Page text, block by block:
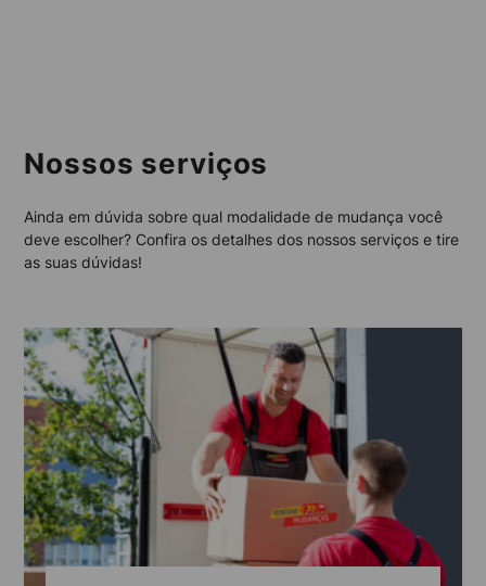
Nossos serviços
Ainda em dúvida sobre qual modalidade de mudança você
deve escolher? Confira os detalhes dos nossos serviços e tire
as suas dúvidas!